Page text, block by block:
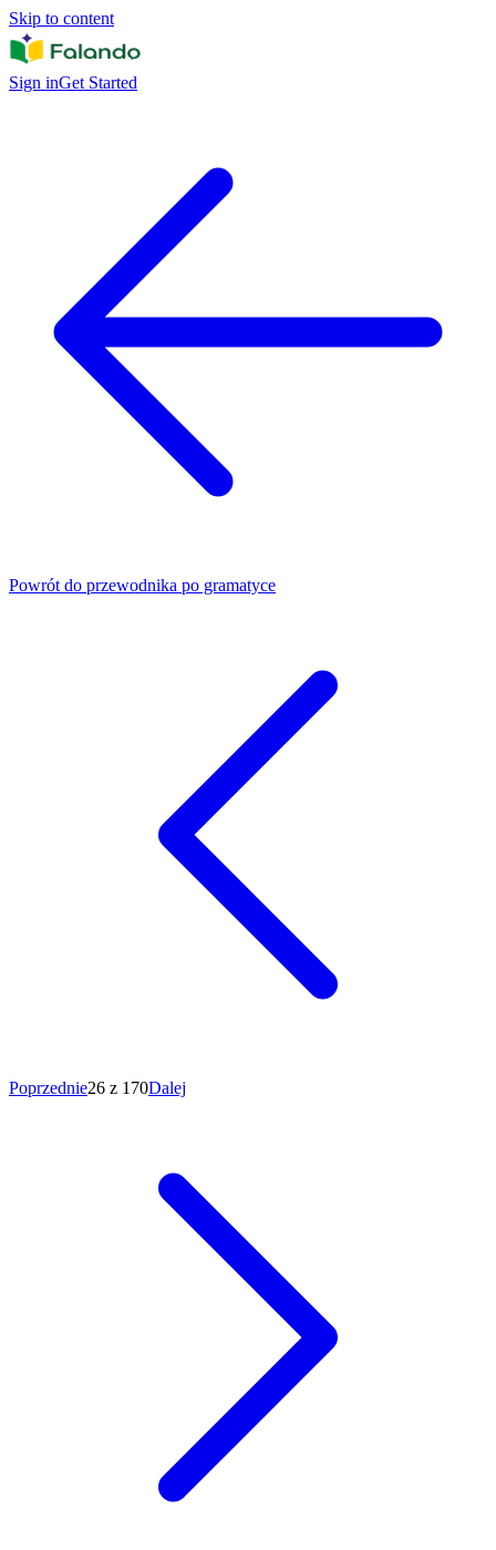
Skip to content
Sign inGet Started
Powrót do przewodnika po gramatyce
Poprzednie26 z 170Dalej